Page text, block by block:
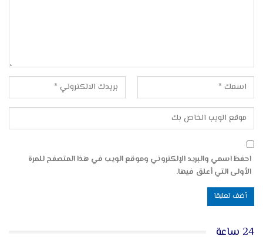
احفظ اسمي والبريد الإلكتروني وموقع الويب في هذا المتصفح للمرة
الأولى التي أعلق فيها.
24 ساعة